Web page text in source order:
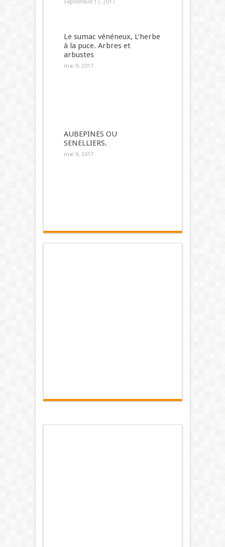
septembre 17, 2017
Le sumac vénéneux, L’herbe
à la puce. Arbres et
arbustes
mai 9, 2017
AUBEPINES OU
SENELLIERS.
mai 9, 2017